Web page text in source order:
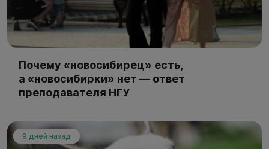
Почему «новосибирец» есть,
а «новосибирки» нет — ответ
преподавателя НГУ
9 дней назад